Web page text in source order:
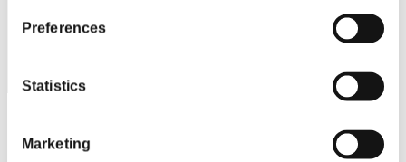
Preferences
Statistics
Marketing
RANK